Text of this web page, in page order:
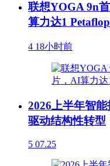
联想YOGA 9n
算力达1 Petaflop
4 18小时前
2026上半年智
驱动结构性转型
5 07.25